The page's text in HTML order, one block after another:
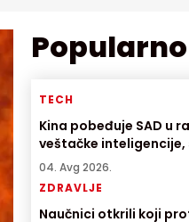
Popularno
TECH
Kina pobeđuje SAD u
veštačke
direktor američke AI
kompanije
04. Avg 2026.
ZDRAVLJE
Naučnici otkrili koji